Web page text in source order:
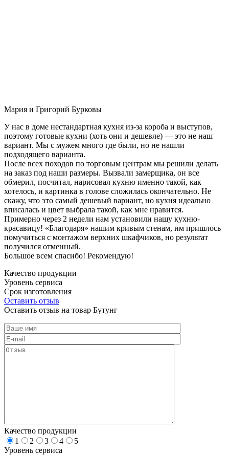
Мария и Григорий Бурковы
У нас в доме нестандартная кухня из-за короба и выступов,
поэтому готовые кухни (хоть они и дешевле) — это не наш
вариант. Мы с мужем много где были, но не нашли
подходящего варианта.
После всех походов по торговым центрам мы решили делать
на заказ под наши размеры. Вызвали замерщика, он все
обмерил, посчитал, нарисовал кухню именно такой, как
хотелось, и картинка в голове сложилась окончательно. Не
скажу, что это самый дешевый вариант, но кухня идеально
вписалась и цвет выбрала такой, как мне нравится.
Примерно через 2 недели нам установили нашу кухню-
красавицу! «Благодаря» нашим кривым стенам, им пришлось
помучиться с монтажом верхних шкафчиков, но результат
получился отменный.
Большое всем спасибо! Рекомендую!
Качество продукции
Уровень сервиса
Срок изготовления
Оставить отзыв
Оставить отзыв на товар Бутунг
Качество продукции
1
2 3 4
5
Уровень сервиса